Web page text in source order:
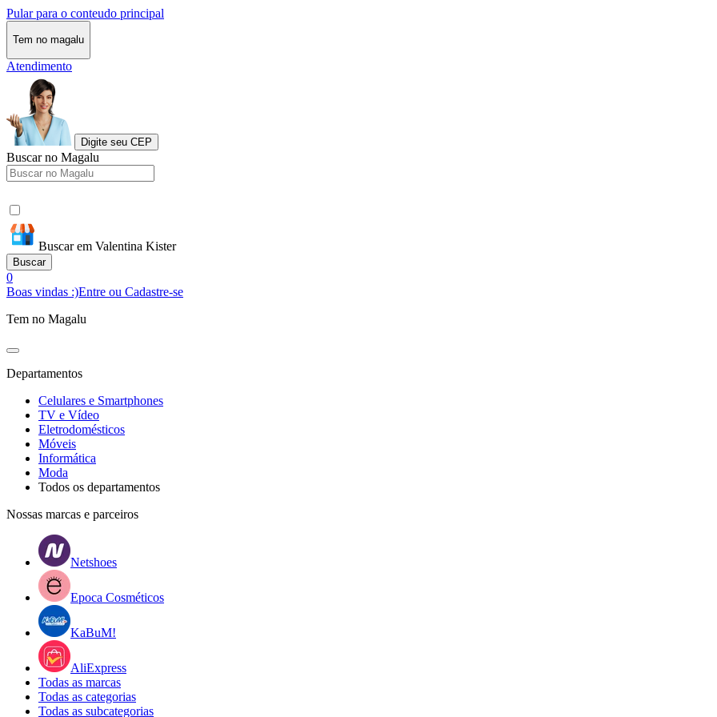
Pular para o conteudo principal
Tem no magalu
Atendimento
Digite seu CEP
Buscar no Magalu
Buscar em Valentina Kister
Buscar
0
Boas vindas :)Entre ou Cadastre-se
Tem no Magalu
Departamentos
Celulares e Smartphones
TV e Vídeo
Eletrodomésticos
Móveis
Informática
Moda
Todos os departamentos
Nossas marcas e parceiros
Netshoes
Epoca Cosméticos
KaBuM!
AliExpress
Todas as marcas
Todas as categorias
Todas as subcategorias